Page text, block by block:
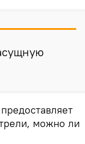
можно ли